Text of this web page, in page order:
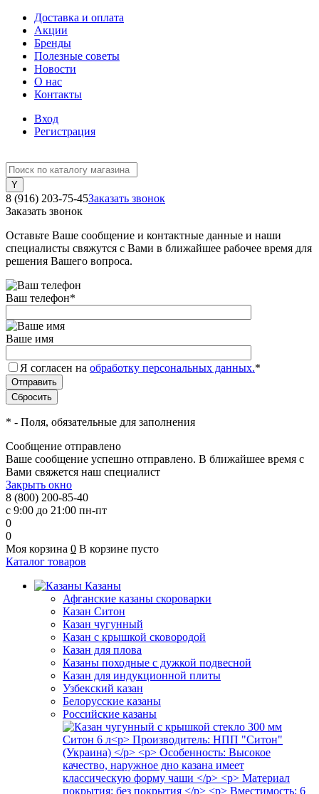
Доставка и оплата
Акции
Бренды
Полезные советы
Новости
О нас
Контакты
Вход
Регистрация
8 (916) 203-75-45Заказать звонок
Заказать звонок
Оставьте Ваше сообщение и контактные данные и наши
специалисты свяжутся с Вами в ближайшее рабочее время для
решения Вашего вопроса.
Ваш телефон*
Ваше имя
Я согласен на обработку персональных данных.*
* - Поля, обязательные для заполнения
Сообщение отправлено
Ваше сообщение успешно отправлено. В ближайшее время с
Вами свяжется наш специалист
Закрыть окно
8 (800) 200-85-40
с 9:00 до 21:00 пн-пт
0
0
Моя корзина 0 В корзине пусто
Каталог товаров
Казаны
Афганские казаны скороварки
Казан Ситон
Казан чугунный
Казан с крышкой сковородой
Казан для плова
Казаны походные с дужкой подвесной
Казан для индукционной плиты
Узбекский казан
Белорусские казаны
Российские казаны